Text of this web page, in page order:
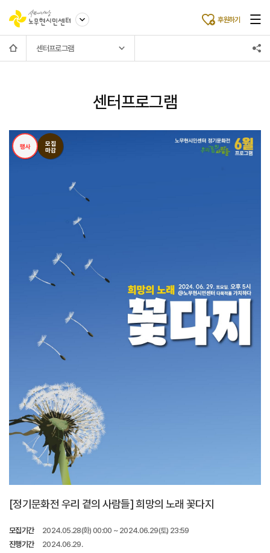
후원하기
센터프로그램
센터프로그램
행사
모집
마감
[정기문화전 우리 곁의 사람들] 희망의 노래 꽃다지
모집기간
2024.05.28(화) 00:00 ~ 2024.06.29(토) 23:59
진행기간
2024.06.29.